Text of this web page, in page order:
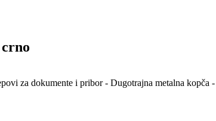
za dokumente i pribor - Dugotrajna metalna kopča